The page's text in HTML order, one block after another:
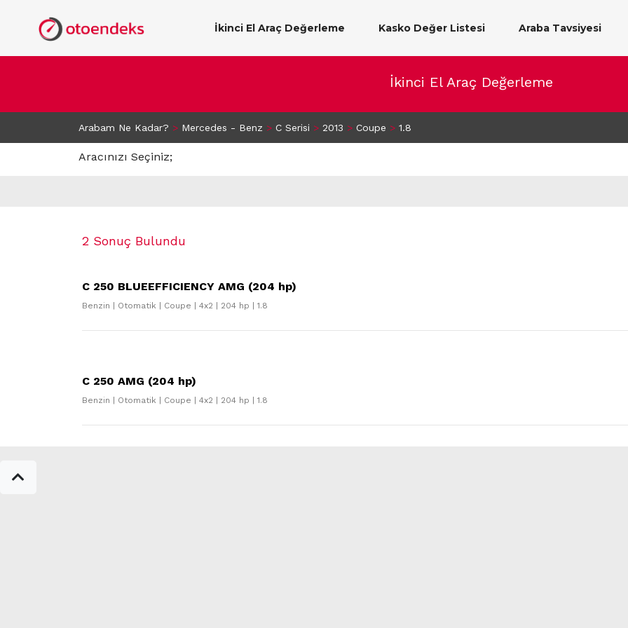
İkinci El Araç Değerleme Kasko Değer Listesi Araba Tavsiyesi
İkinci El Araç Değerleme
Arabam Ne Kadar? > Mercedes - Benz > C Serisi > 2013 > Coupe > 1.8
Aracınızı Seçiniz;
2 Sonuç Bulundu
C 250 BLUEEFFICIENCY AMG (204 hp)
Benzin | Otomatik | Coupe | 4x2 | 204 hp | 1.8
C 250 AMG (204 hp)
Benzin | Otomatik | Coupe | 4x2 | 204 hp | 1.8